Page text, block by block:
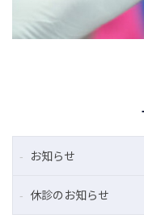
お知らせ
休診のお知らせ